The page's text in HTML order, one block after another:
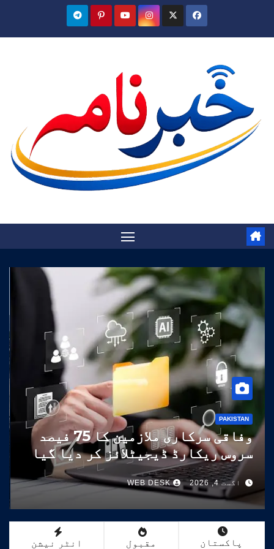
PAKISTAN
وفاقی سرکاری ملازمین کا 75 فیصد
سروس ریکارڈ ڈیجیٹلائز کر دیا گیا
اگست 4, 2026 WEB DESK
پاکستان مقبول انٹر نیشن